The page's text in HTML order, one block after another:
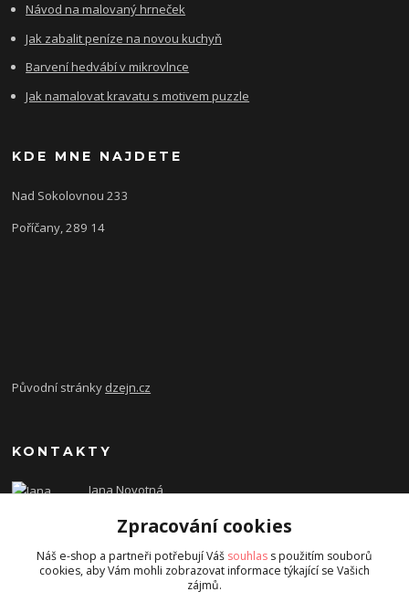
Návod na malovaný hrneček
Jak zabalit peníze na novou kuchyň
Barvení hedvábí v mikrovlnce
Jak namalovat kravatu s motivem puzzle
KDE MNE NAJDETE
Nad Sokolovnou 233
Poříčany, 289 14
Původní stránky dzejn.cz
KONTAKTY
Jana Novotná
dzejn.n@email.cz
Zpracování cookies
Náš e-shop a partneři potřebují Váš souhlas s použitím souborů
cookies, aby Vám mohli zobrazovat informace týkající se Vašich
zájmů.